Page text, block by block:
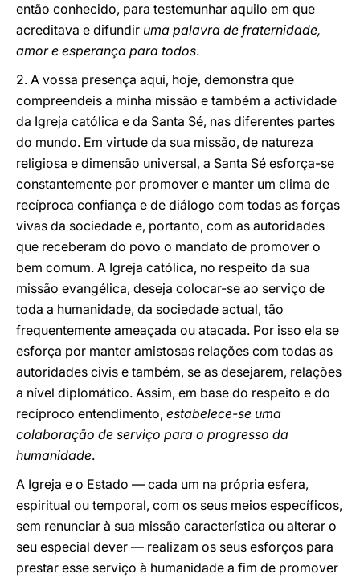
então conhecido, para testemunhar aquilo em que
acreditava e difundir uma palavra de fraternidade,
amor e esperança para todos.
2. A vossa presença aqui, hoje, demonstra que
compreendeis a minha missão e também a actividade
da Igreja católica e da Santa Sé, nas diferentes partes
do mundo. Em virtude da sua missão, de natureza
religiosa e dimensão universal, a Santa Sé esforça-se
constantemente por promover e manter um clima de
recíproca confiança e de diálogo com todas as forças
vivas da sociedade e, portanto, com as autoridades
que receberam do povo o mandato de promover o
bem comum. A Igreja católica, no respeito da sua
missão evangélica, deseja colocar-se ao serviço de
toda a humanidade, da sociedade actual, tão
frequentemente ameaçada ou atacada. Por isso ela se
esforça por manter amistosas relações com todas as
autoridades civis e também, se as desejarem, relações
a nível diplomático. Assim, em base do respeito e do
recíproco entendimento, estabelece-se uma
colaboração de serviço para o progresso da
humanidade.
A Igreja e o Estado — cada um na própria esfera,
espiritual ou temporal, com os seus meios específicos,
sem renunciar à sua missão característica ou alterar o
seu especial dever — realizam os seus esforços para
prestar esse serviço à humanidade a fim de promover